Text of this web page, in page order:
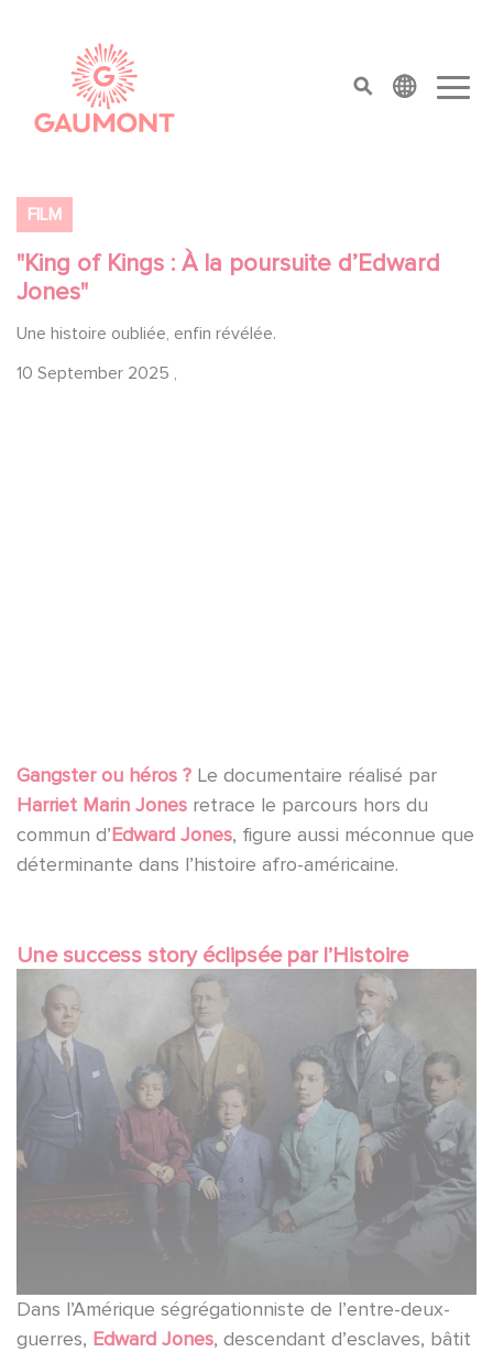
top menu
FILM
"King of Kings : À la poursuite d’Edward
Jones"
Une histoire oubliée, enfin révélée.
10 September 2025 ,
Gangster ou héros ? Le documentaire réalisé par
Harriet Marin Jones retrace le parcours hors du
commun d’Edward Jones, figure aussi méconnue que
déterminante dans l’histoire afro-américaine.
Une success story éclipsée par l’Histoire
Dans l’Amérique ségrégationniste de l’entre-deux-
guerres, Edward Jones, descendant d’esclaves, bâtit